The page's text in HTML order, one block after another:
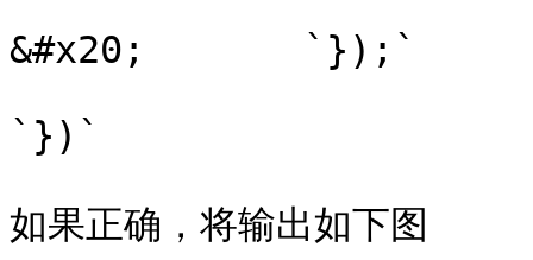
&#x20;       `});`
`})`
如果正确，将输出如下图